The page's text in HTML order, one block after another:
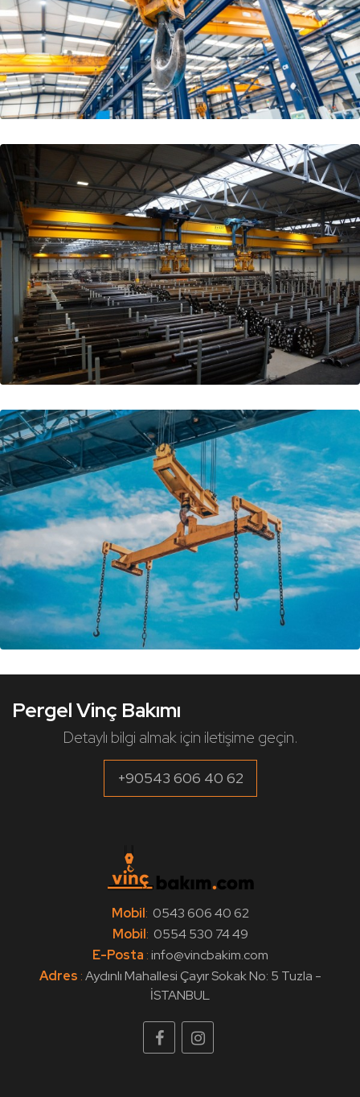
Tavan Vinç Bakımı
Monoray Vinç Bakımı
Pergel Vinç Bakımı
Portal Vinç Bakımı
Portal Vinç Bakımı
ve dahası...
Vinç Bakım'da
Tavan Vinç Bakımı
Detaylı bilgi almak için iletişime geçin.
+90543 606 40 62
Mobil: 0543 606 40 62
Mobil: 0554 530 74 49
E-Posta :info@vincbakim.com
Adres :Aydınlı Mahallesi Çayır Sokak No: 5 Tuzla -
İSTANBUL